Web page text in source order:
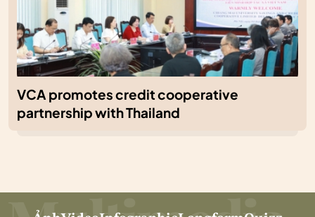
VCA promotes credit cooperative
partnership with Thailand